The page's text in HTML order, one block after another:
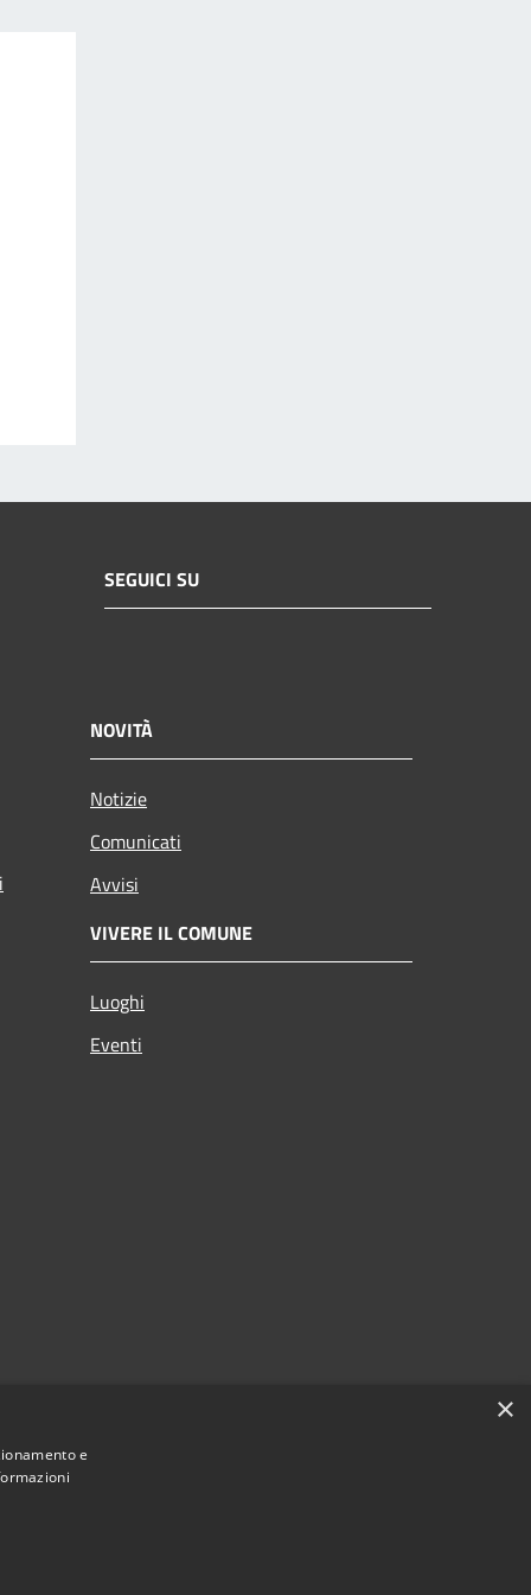
SEGUICI SU
NOVITÀ
Notizie
Comunicati
Avvisi
VIVERE IL COMUNE
Luoghi
Eventi
×
e